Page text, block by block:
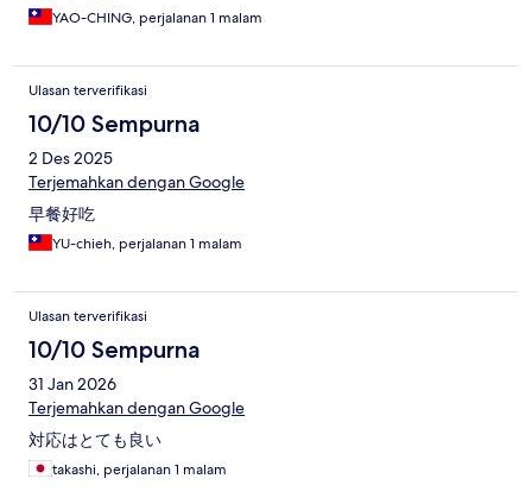
YAO-CHING, perjalanan 1 malam
Ulasan terverifikasi
10/10 Sempurna
2 Des 2025
Terjemahkan dengan Google
早餐好吃
YU-chieh, perjalanan 1 malam
Ulasan terverifikasi
10/10 Sempurna
31 Jan 2026
Terjemahkan dengan Google
対応はとても良い
takashi, perjalanan 1 malam